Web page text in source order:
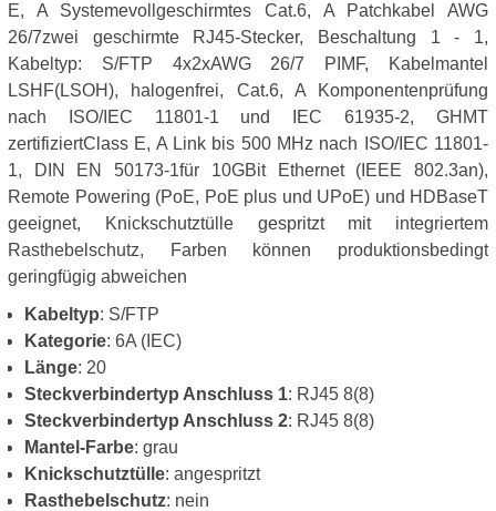
E, A Systemevollgeschirmtes Cat.6, A Patchkabel AWG
26/7zwei geschirmte RJ45-Stecker, Beschaltung 1 - 1,
Kabeltyp: S/FTP 4x2xAWG 26/7 PIMF, Kabelmantel
LSHF(LSOH), halogenfrei, Cat.6, A Komponentenprüfung
nach ISO/IEC 11801-1 und IEC 61935-2, GHMT
zertifiziertClass E, A Link bis 500 MHz nach ISO/IEC 11801-
1, DIN EN 50173-1für 10GBit Ethernet (IEEE 802.3an),
Remote Powering (PoE, PoE plus und UPoE) und HDBaseT
geeignet, Knickschutztülle gespritzt mit integriertem
Rasthebelschutz, Farben können produktionsbedingt
geringfügig abweichen
Kabeltyp: S/FTP
Kategorie: 6A (IEC)
Länge: 20
Steckverbindertyp Anschluss 1: RJ45 8(8)
Steckverbindertyp Anschluss 2: RJ45 8(8)
Mantel-Farbe: grau
Knickschutztülle: angespritzt
Rasthebelschutz: nein